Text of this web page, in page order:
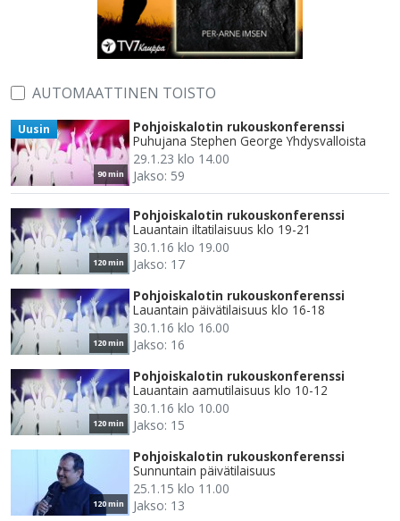
AUTOMAATTINEN TOISTO
90 min
Uusin
Pohjoiskalotin rukouskonferenssi
Puhujana Stephen George Yhdysvalloista
29.1.23 klo 14.00
Jakso: 59
120 min
Pohjoiskalotin rukouskonferenssi
Lauantain iltatilaisuus klo 19-21
30.1.16 klo 19.00
Jakso: 17
120 min
Pohjoiskalotin rukouskonferenssi
Lauantain päivätilaisuus klo 16-18
30.1.16 klo 16.00
Jakso: 16
120 min
Pohjoiskalotin rukouskonferenssi
Lauantain aamutilaisuus klo 10-12
30.1.16 klo 10.00
Jakso: 15
120 min
Pohjoiskalotin rukouskonferenssi
Sunnuntain päivätilaisuus
25.1.15 klo 11.00
Jakso: 13